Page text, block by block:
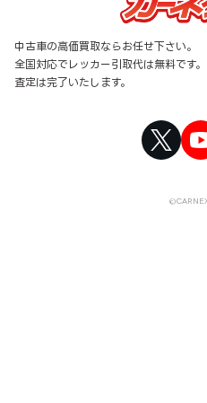
中古車の高価買取ならお任せ下さい。
全国対応でレッカー引取代は無料です
査定は完了いたします。